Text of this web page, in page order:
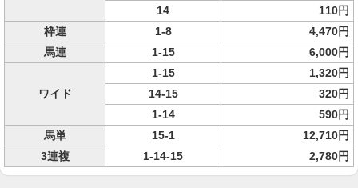
14
110円
枠連
1-8
4,470円
馬連
1-15 6,000円
ワイド
1-15
1,320円
14-15
320円
1-14
590円
馬単
15-1
12,710円
3連複
1-14-15 2,780円